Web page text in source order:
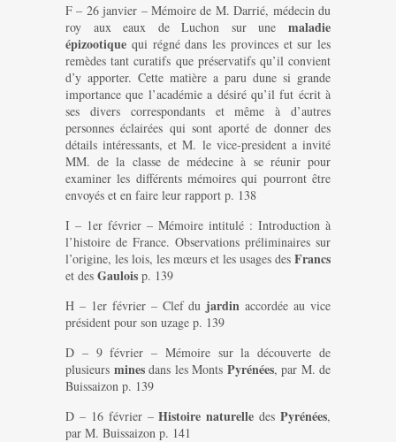
F – 26 janvier – Mémoire de M. Darrié, médecin du
roy aux eaux de Luchon sur une maladie
épizootique qui régné dans les provinces et sur les
remèdes tant curatifs que préservatifs qu’il convient
d’y apporter. Cette matière a paru dune si grande
importance que l’académie a désiré qu’il fut écrit à
ses divers correspondants et même à d’autres
personnes éclairées qui sont aporté de donner des
détails intéressants, et M. le vice-president a invité
MM. de la classe de médecine à se réunir pour
examiner les différents mémoires qui pourront être
envoyés et en faire leur rapport p. 138
I – 1er février – Mémoire intitulé : Introduction à
l’histoire de France. Observations préliminaires sur
l’origine, les lois, les mœurs et les usages des Francs
et des Gaulois p. 139
H – 1er février – Clef du jardin accordée au vice
président pour son uzage p. 139
D – 9 février – Mémoire sur la découverte de
plusieurs minesdans les Monts Pyrénées, par M. de
Buissaizon p. 139
D – 16 février –Histoire naturelle des Pyrénées,
par M. Buissaizon p. 141